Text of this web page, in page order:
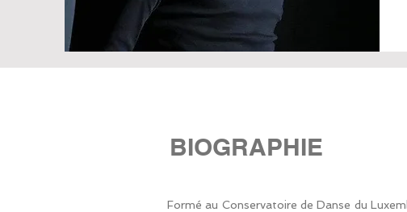
BIOGRAPHIE
Formé au Conservatoire de Danse du